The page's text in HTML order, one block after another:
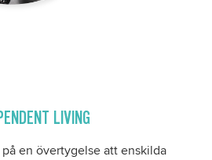
LIVING
en övertygelse att enskilda